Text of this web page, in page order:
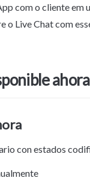
com o cliente em
o Live Chat com
con estados